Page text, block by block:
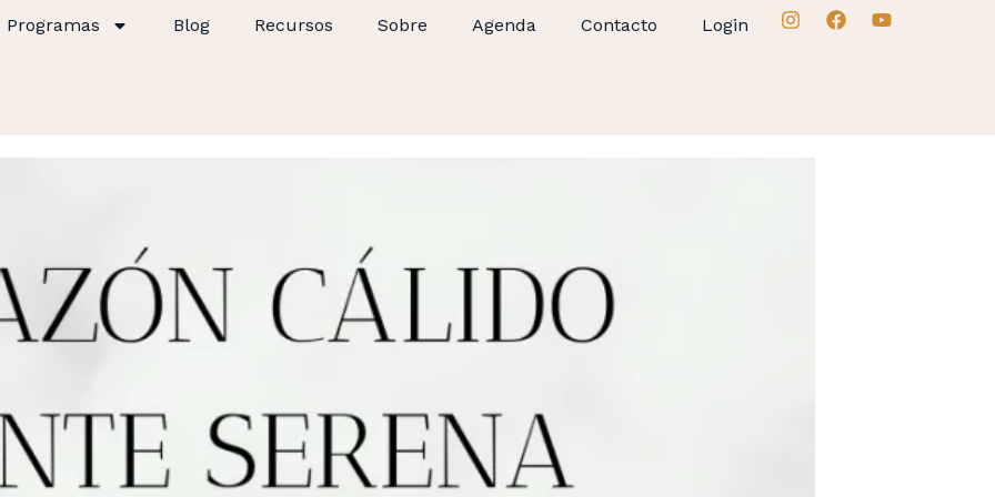
Programas Blog Recursos Sobre Agenda Contacto Login